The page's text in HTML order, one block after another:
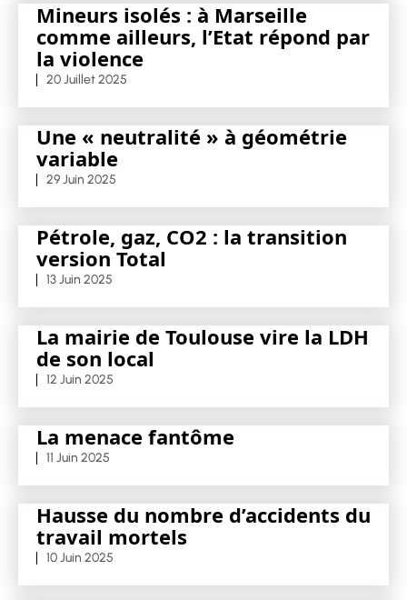
Mineurs isolés : à Marseille
comme ailleurs, l’Etat répond par
la violence
20 Juillet 2025
Une « neutralité » à géométrie
variable
29 Juin 2025
Pétrole, gaz, CO2 : la transition
version Total
13 Juin 2025
La mairie de Toulouse vire la LDH
de son local
12 Juin 2025
La menace fantôme
11 Juin 2025
Hausse du nombre d’accidents du
travail mortels
10 Juin 2025